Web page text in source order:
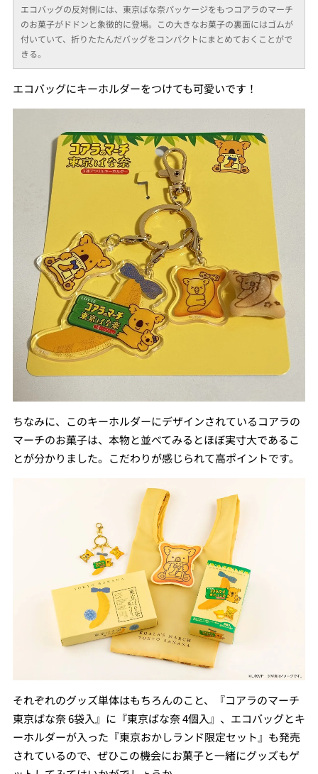
エコバッグの反対側には、東京ばな奈パッケージをもつコアラのマーチ
のお菓子がドドンと象徴的に登場。この大きなお菓子の裏面にはゴムが
付いていて、折りたたんだバッグをコンパクトにまとめておくことがで
きる。
エコバッグにキーホルダーをつけても可愛いです！
ちなみに、このキーホルダーにデザインされているコアラの
マーチのお菓子は、本物と並べてみるとほぼ実寸大であるこ
とが分かりました。こだわりが感じられて高ポイントです。
それぞれのグッズ単体はもちろんのこと、『コアラのマーチ
東京ばな奈 6袋入』に『東京ばな奈 4個入』、エコバッグとキ
ーホルダーが入った『東京おかしランド限定セット』も発売
されているので、ぜひこの機会にお菓子と一緒にグッズもゲ